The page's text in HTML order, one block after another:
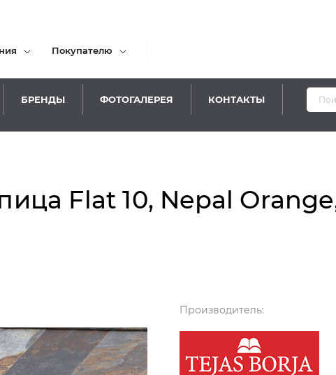
Покупателю
БРЕНДЫ ФОТОГАЛЕРЕЯ КОНТАКТЫ
Flat 10, Nepal
Производитель: